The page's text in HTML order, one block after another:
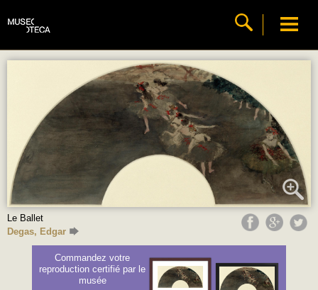
Le Ballet
Degas, Edgar
Commandez votre
reproduction certifié par le
musée